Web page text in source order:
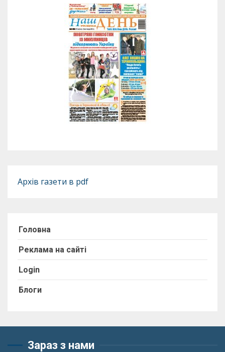
Архів газети в pdf
Головна
Реклама на сайті
Login
Блоги
Зараз з нами